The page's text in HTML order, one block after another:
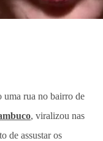
uma rua no bairro de
, viralizou nas
de assustar os